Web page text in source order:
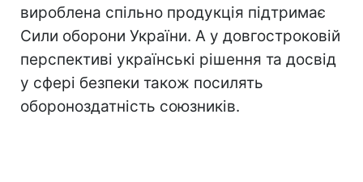
вироблена спільно продукція підтримає
Сили оборони України. А у довгостроковій
перспективі українські рішення та досвід
у сфері безпеки також посилять
обороноздатність союзників.